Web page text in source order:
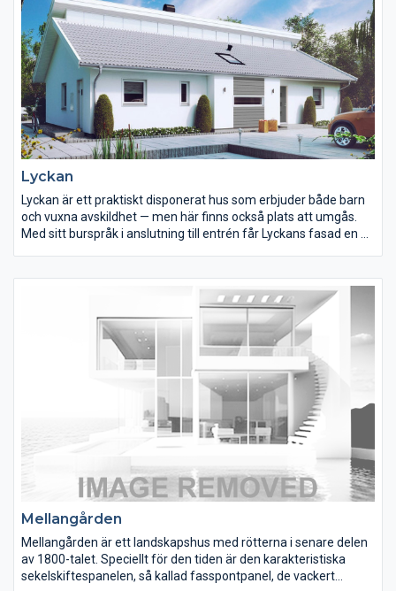
Lyckan
Lyckan är ett praktiskt disponerat hus som erbjuder både barn
och vuxna avskildhet — men här finns också plats att umgås.
Med sitt burspråk i anslutning till entrén får Lyckans fasad en fin
sovrum, allrum, kök och vardagsrum visar att Lyckan visst går
att köpa för pengar.
Mellangården
Mellangården är ett landskapshus med rötterna i senare delen
av 1800-talet. Speciellt för den tiden är den karakteristiska
sekelskiftespanelen, så kallad fasspontpanel, de vackert